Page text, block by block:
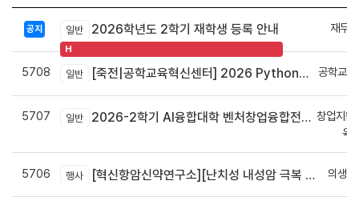
공지 일반 2026학년도 2학기 재학생 등록 안내
H
재무
5708 일반 [죽전|공학교육혁신센터] 2026 Python으로 구현하는 AI 영상인식과 로봇팔 제어 프로그램 신청 안내 공학교
5707 일반 2026-2학기 AI융합대학 벤처창업융합전공 안내
창업지원
육
5706 행사 [혁신항암신약연구소][난치성 내성암 극복 차세대 신약개발 글로벌 사업단] 심포지엄 8월 24일 ~ 25일 의생